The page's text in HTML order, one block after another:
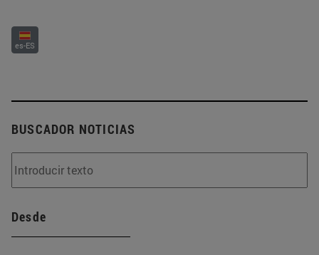
es-ES
BUSCADOR NOTICIAS
Desde